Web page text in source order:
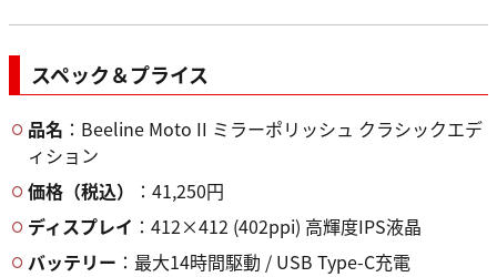
スペック＆プライス
品名 ：Beeline Moto II ミラーポリッシュ クラシックエデ
ィション
価格（税込）
：41,250円
ディスプレイ ：412×412 (402ppi) 高輝度IPS液晶
バッテリー ：最大14時間駆動 / USB Type-C充電